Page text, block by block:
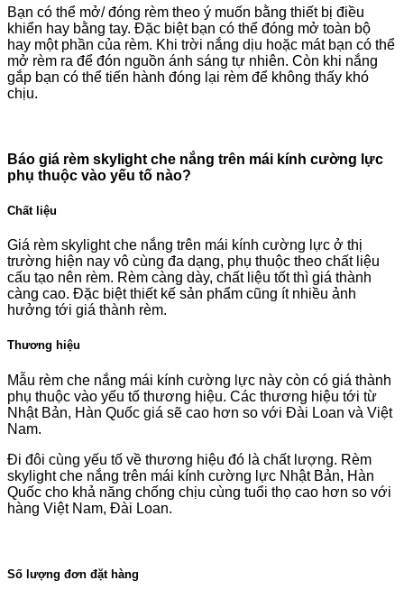
Bạn có thể mở/ đóng rèm theo ý muốn bằng thiết bị điều
khiển hay bằng tay. Đặc biệt bạn có thể đóng mở toàn bộ
hay một phần của rèm. Khi trời nắng dịu hoặc mát bạn có thể
mở rèm ra để đón nguồn ánh sáng tự nhiên. Còn khi nắng
gắp bạn có thể tiến hành đóng lại rèm để không thấy khó
chịu.
Báo giá rèm skylight che nắng trên mái kính cường lực
phụ thuộc vào yếu tố nào?
Chất liệu
Giá rèm skylight che nắng trên mái kính cường lực ở thị
trường hiện nay vô cùng đa dạng, phụ thuộc theo chất liệu
cấu tạo nên rèm. Rèm càng dày, chất liệu tốt thì giá thành
càng cao. Đặc biệt thiết kế sản phẩm cũng ít nhiều ảnh
hưởng tới giá thành rèm.
Thương hiệu
Mẫu rèm che nắng mái kính cường lực này còn có giá thành
phụ thuộc vào yếu tố thương hiệu. Các thương hiệu tới từ
Nhật Bản, Hàn Quốc giá sẽ cao hơn so với Đài Loan và Việt
Nam.
Đi đôi cùng yếu tố về thương hiệu đó là chất lượng. Rèm
skylight che nắng trên mái kính cường lực Nhật Bản, Hàn
Quốc cho khả năng chống chịu cùng tuổi thọ cao hơn so với
hàng Việt Nam, Đài Loan.
Số lượng đơn đặt hàng